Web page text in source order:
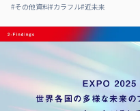
#その他資料#カラフル#近未来